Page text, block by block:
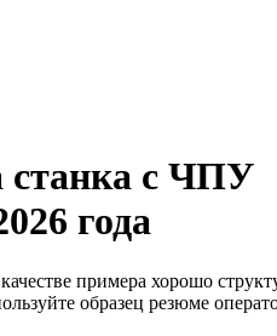
станка с ЧПУ
года
примера хорошо
образец резюме